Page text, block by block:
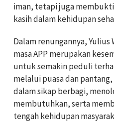
iman, tetapi juga
kasih dalam kehidupan
Dalam renungannya, Yulius
masa APP merupakan
untuk semakin peduli
melalui puasa dan
dalam sikap berbagi,
membutuhkan, serta
tengah kehidupan